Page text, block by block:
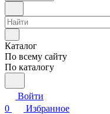
Каталог
По всему сайту
По каталогу
Войти
0
Избранное